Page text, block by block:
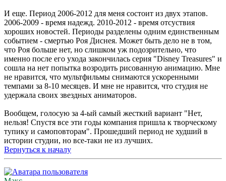
И еще. Период 2006-2012 для меня состоит из двух этапов.
2006-2009 - время надежд. 2010-2012 - время отсуствия
хороших новостей. Периоды разделены одним единственным
событием - смертью Роя Диснея. Может быть дело не в том,
что Роя больше нет, но слишком уж подозрительно, что
именно после его ухода закончилась серия "Disney Treasures" и
сошла на нет попытка возродить рисованную анимацию. Мне
не нравится, что мультфильмы снимаются ускоренными
темпами за 8-10 месяцев. И мне не нравится, что студия не
удержала своих звездных аниматоров.
Вообщем, голосую за 4-ый самый жесткий вариант "Нет,
нельзя! Спустя все эти годы компания пришла к творческому
тупику и самоповторам". Прошедший период не худший в
истории студии, но все-таки не из лучших.
Вернуться к началу